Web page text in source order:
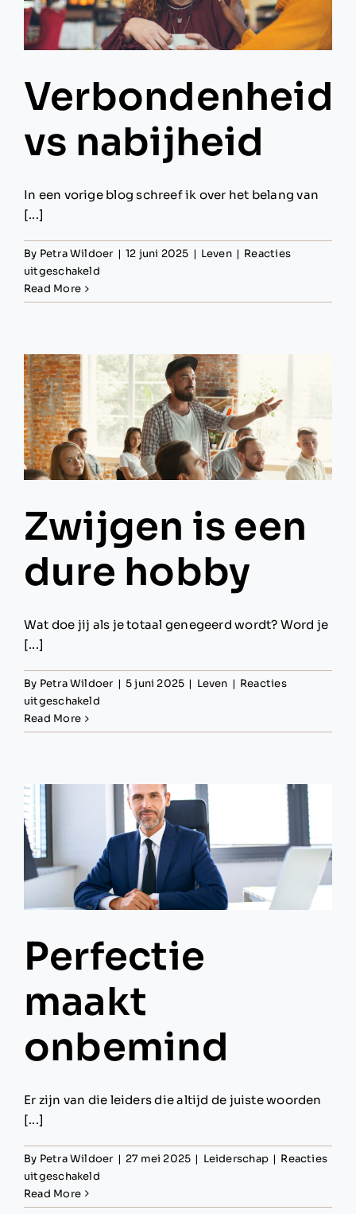
Verbondenheid
vs nabijheid
In een vorige blog schreef ik over het belang van
[...]
By Petra Wildoer | 12 juni 2025 | Leven | Reacties
uitgeschakeldvoor
vs
Read More
Zwijgen is een
dure hobby
Wat doe jij als je totaal genegeerd wordt? Word je
[...]
By Petra Wildoer | 5 juni 2025 | Leven | Reacties
uitgeschakeldvoor
is
hobby
Read More
Perfectie
maakt
onbemind
Er zijn van die leiders die altijd de juiste woorden
[...]
By Petra Wildoer | 27 mei 2025 | Leiderschap | Reacties
uitgeschakeldvoor
maakt
Read More